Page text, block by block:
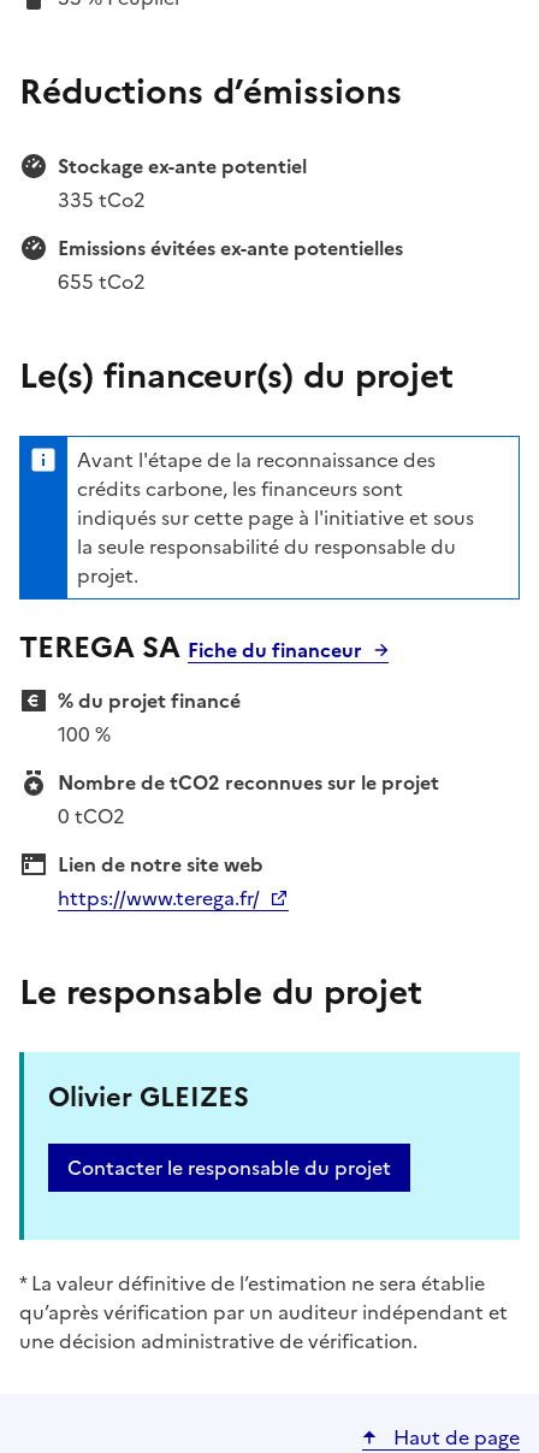
Réductions d’émissions
Stockage ex-ante potentiel
335 tCo2
Emissions évitées ex-ante potentielles
655 tCo2
Le(s) financeur(s) du projet
Avant l'étape de la reconnaissance des
crédits carbone, les financeurs sont
indiqués sur cette page à l'initiative et sous
la seule responsabilité du responsable du
projet.
TEREGA SA Fiche du financeur
% du projet financé
100 %
Nombre de tCO2 reconnues sur le projet
0 tCO2
Lien de notre site web
https://www.terega.fr/
Le responsable du projet
Olivier GLEIZES
Contacter le responsable du projet
* La valeur définitive de l’estimation ne sera établie
qu’après vérification par un auditeur indépendant et
une décision administrative de vérification.
Haut de page